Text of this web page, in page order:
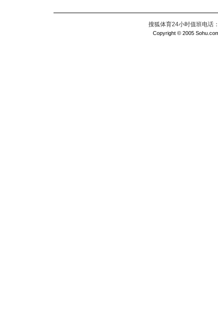
搜狐体育24小时值班电话
Copyright © 2005